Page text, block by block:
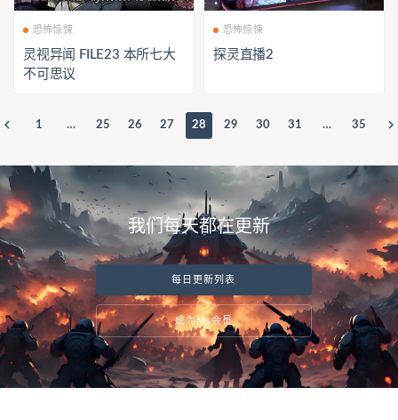
恐怖惊悚
灵视异闻 FILE23 本所七大
不可思议
恐怖惊悚
探灵直播2
1 … 25 26 27 28 29 30 31 … 35
我们每天都在更新
每日更新列表
成为Ms会员